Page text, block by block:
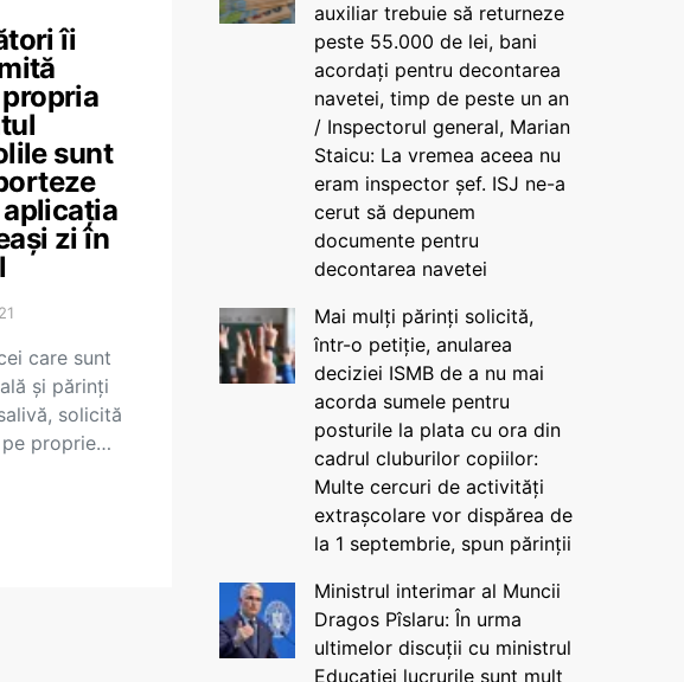
îi
sunt
zi în
care sunt
și părinți
solicită
proprie…
auxiliar trebuie să returneze
peste 55.000 de lei, bani
acordați pentru decontarea
navetei, timp de peste un an
/ Inspectorul general, Marian
Staicu: La vremea aceea nu
eram inspector șef. ISJ ne-a
cerut să depunem
documente pentru
decontarea navetei
Mai mulți părinți solicită,
într-o petiție, anularea
deciziei ISMB de a nu mai
acorda sumele pentru
posturile la plata cu ora din
cadrul cluburilor copiilor:
Multe cercuri de activități
extrașcolare vor dispărea de
la 1 septembrie, spun părinții
Ministrul interimar al Muncii
Dragos Pîslaru: În urma
ultimelor discuții cu ministrul
Educației lucrurile sunt mult